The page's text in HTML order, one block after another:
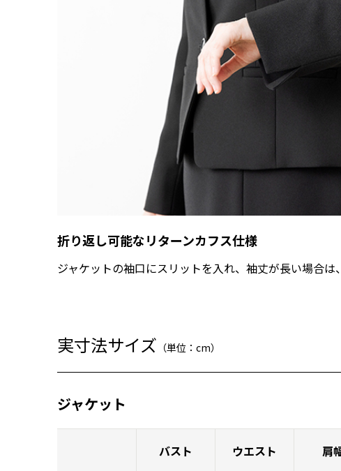
折り返し可能なリターンカフス仕様
ジャケットの袖口にスリットを入れ、袖丈が長い場合は
実寸法サイズ （単位：cm）
ジャケット
バスト ウエスト 肩